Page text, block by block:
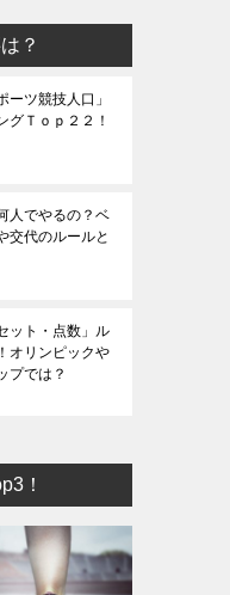
？
ーツ競技人口」
グＴｏｐ２２！
人でやるの？ベ
交代のルールと
ット・点数」ル
オリンピックや
プでは？
！